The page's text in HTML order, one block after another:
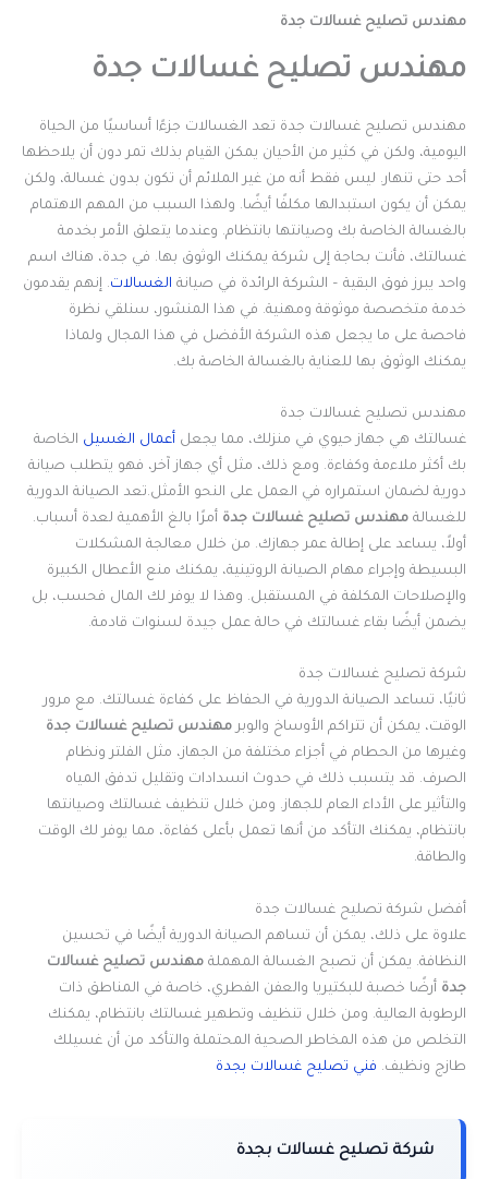
مهندس تصليح غسالات جدة
مهندس تصليح غسالات جدة
مهندس تصليح غسالات جدة تعد الغسالات جزءًا أساسيًا من الحياة
اليومية، ولكن في كثير من الأحيان يمكن القيام بذلك تمر دون أن يلاحظها
أحد حتى تنهار. ليس فقط أنه من غير الملائم أن تكون بدون غسالة، ولكن
يمكن أن يكون استبدالها مكلفًا أيضًا. ولهذا السبب من المهم الاهتمام
بالغسالة الخاصة بك وصيانتها بانتظام. وعندما يتعلق الأمر بخدمة
غسالتك، فأنت بحاجة إلى شركة يمكنك الوثوق بها. في جدة، هناك اسم
واحد يبرز فوق البقية – الشركة الرائدة في صيانة الغسالات. إنهم يقدمون
خدمة متخصصة موثوقة ومهنية. في هذا المنشور، سنلقي نظرة
فاحصة على ما يجعل هذه الشركة الأفضل في هذا المجال ولماذا
يمكنك الوثوق بها للعناية بالغسالة الخاصة بك.
مهندس تصليح غسالات جدة
غسالتك هي جهاز حيوي في منزلك، مما يجعل أعمال الغسيل الخاصة
بك أكثر ملاءمة وكفاءة. ومع ذلك، مثل أي جهاز آخر، فهو يتطلب صيانة
دورية لضمان استمراره في العمل على النحو الأمثل.تعد الصيانة الدورية
للغسالة مهندس تصليح غسالات جدة أمرًا بالغ الأهمية لعدة أسباب.
أولاً، يساعد على إطالة عمر جهازك. من خلال معالجة المشكلات
البسيطة وإجراء مهام الصيانة الروتينية، يمكنك منع الأعطال الكبيرة
والإصلاحات المكلفة في المستقبل. وهذا لا يوفر لك المال فحسب، بل
يضمن أيضًا بقاء غسالتك في حالة عمل جيدة لسنوات قادمة.
شركة تصليح غسالات جدة
ثانيًا، تساعد الصيانة الدورية في الحفاظ على كفاءة غسالتك. مع مرور
الوقت، يمكن أن تتراكم الأوساخ والوبر مهندس تصليح غسالات جدة
وغيرها من الحطام في أجزاء مختلفة من الجهاز، مثل الفلتر ونظام
الصرف. قد يتسبب ذلك في حدوث انسدادات وتقليل تدفق المياه
والتأثير على الأداء العام للجهاز. ومن خلال تنظيف غسالتك وصيانتها
بانتظام، يمكنك التأكد من أنها تعمل بأعلى كفاءة، مما يوفر لك الوقت
والطاقة.
أفضل شركة تصليح غسالات جدة
علاوة على ذلك، يمكن أن تساهم الصيانة الدورية أيضًا في تحسين
النظافة. يمكن أن تصبح الغسالة المهملة مهندس تصليح غسالات
جدة أرضًا خصبة للبكتيريا والعفن الفطري، خاصة في المناطق ذات
الرطوبة العالية. ومن خلال تنظيف وتطهير غسالتك بانتظام، يمكنك
التخلص من هذه المخاطر الصحية المحتملة والتأكد من أن غسيلك
طازج ونظيف. فني تصليح غسالات بجدة
شركة تصليح غسالات بجدة